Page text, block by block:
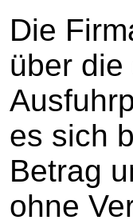
Die
über
es sich
Betrag
ohne